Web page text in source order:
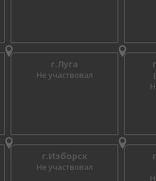
г.Луга
Не участвовал
г.Изборск
Не участвовал